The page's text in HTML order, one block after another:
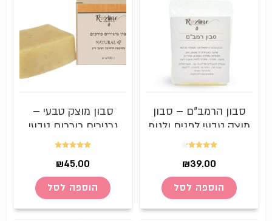
סבון הרמב"ם – סבון
מוצק טבעי לפנים ולגוף
שעושה פלאים
מתוך 5
₪39.00
הוספה לסל
סבון מוצק טבעי –
גרגירים כורכום טבעי
מתוך 5 ₪45.00
הוספה לסל